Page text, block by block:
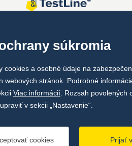
súkromia
a osobné údaje na
webových stránok. Podrobné
Viac informácií . Rozsah
v sekcii „Nastavenie“.
Prijať
cookies